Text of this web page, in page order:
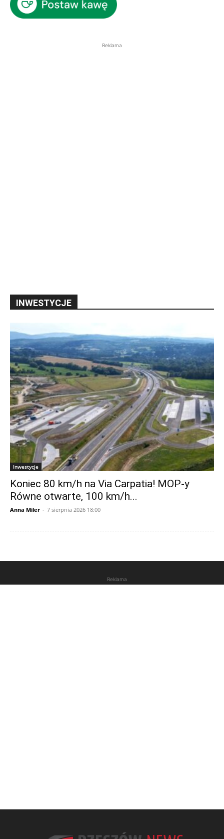
Reklama
INWESTYCJE
Inwestycje
Koniec 80 km/h na Via Carpatia! MOP-y
Równe otwarte, 100 km/h...
Anna Miler - 7 sierpnia 2026 18:00
Reklama